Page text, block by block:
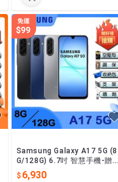
Samsung Galaxy A17 5G (8
G/128G) 6.7吋 智慧手機-贈空
壓殼+鋼化保貼+其他好禮
6,930